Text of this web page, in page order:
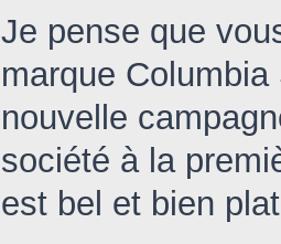
Je pense que
marque
nouvelle
société à la
est bel et bien